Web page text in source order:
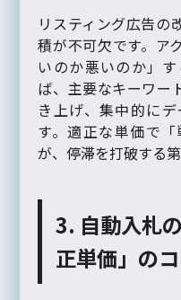
リスティング広告の
積が不可欠です。ア
いのか悪いのか」
ば、主要なキーワー
き上げ、集中的に
す。適正な単価で
が、停滞を打破する
3. 自動入札
正単価」の